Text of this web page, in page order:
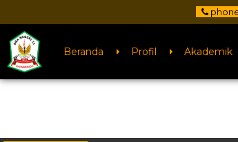
Beranda Profil Akademik